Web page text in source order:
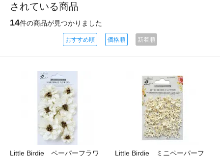
されている商品
14件の商品が見つかりました
おすすめ順 価格順 新着順
Little Birdie ペーパーフラワ
Little Birdie ミニペーパーフ